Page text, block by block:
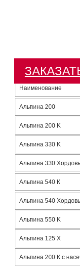
Наименование
Альпина 200
Альпина 200 K
Альпина 330 K
Альпина 330
Альпина 540 К
Альпина 540
Альпина 550 K
Альпина 125 X
Альпина 200 К с